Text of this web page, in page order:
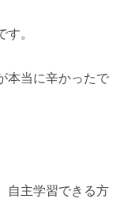
。
本当に辛かったで
自主学習できる方